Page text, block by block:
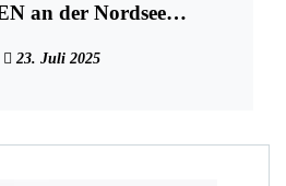
an der Nordsee
23. Juli 2025